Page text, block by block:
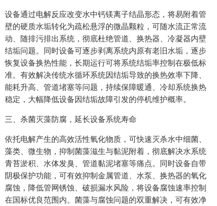
设备通过电解反应改变水中钙镁离子结晶形态，将易附着管
壁的硬质水垢转化为疏松悬浮的微晶颗粒，可随水流正常流
动、随排污排出系统，彻底杜绝管道、换热器、冷凝器内壁
结垢问题。同时设备可逐步剥离系统内原有老旧水垢，逐步
恢复设备换热性能，长期运行可将系统结垢率控制在极低标
准。有效解决传统水循环系统因结垢导致的换热效率下降、
能耗升高、管道堵塞等问题，持续保障暖通、冷却系统换热
稳定，大幅降低设备因结垢故障引发的停机维护概率。
三、杀菌灭藻防腐，延长设备系统寿命
依托电解产生的高效活性氧化物质，可快速灭杀水中细菌、
藻类、微生物，抑制菌藻滋生与黏泥附着，彻底解决水系统
青苔淤积、水体发臭、管道黏泥堵塞等痛点。同时设备自带
阴极保护功能，可有效抑制金属管道、水泵、换热器的氧化
腐蚀，降低管网锈蚀、破损漏水风险，将设备腐蚀速率控制
在国标优良范围内。菌藻与腐蚀问题的双重解决，可有效净